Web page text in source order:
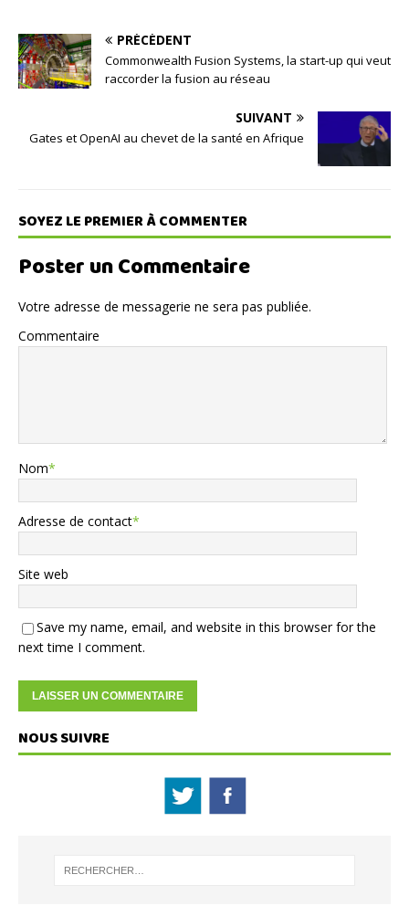
PRÉCÉDENT
Commonwealth Fusion Systems, la start-up qui veut
raccorder la fusion au réseau
SUIVANT
Gates et OpenAI au chevet de la santé en Afrique
SOYEZ LE PREMIER À COMMENTER
Poster un Commentaire
Votre adresse de messagerie ne sera pas publiée.
Commentaire
Nom*
Adresse de contact*
Site web
Save my name, email, and website in this browser for the
next time I comment.
NOUS SUIVRE